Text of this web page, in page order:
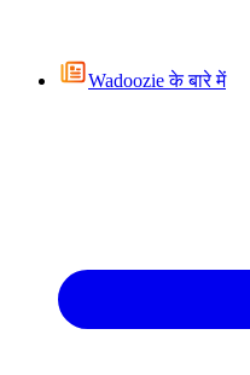
Wadoozie के बारे में